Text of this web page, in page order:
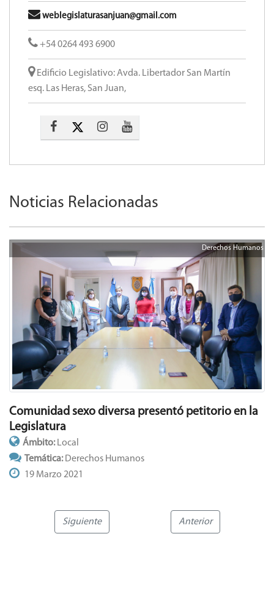
+54 0264 493 6900
Edificio Legislativo: Avda. Libertador San Martín
Noticias Relacionadas
Comunidad sexo diversa presentó petitorio en la
Legislatura
Ámbito:Local
Temática:Derechos Humanos
19 Marzo 2021